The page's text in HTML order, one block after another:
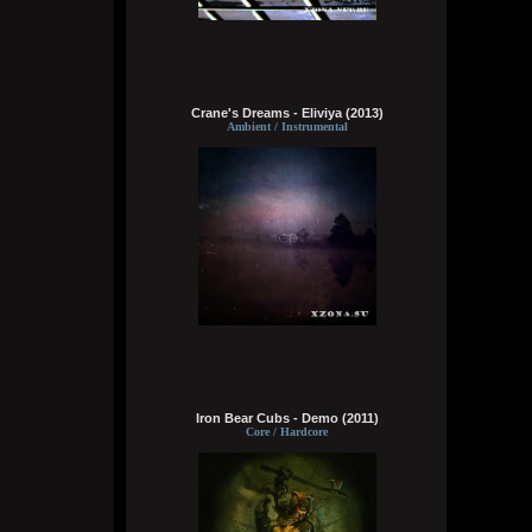
делах. панки просто бомбы
Вчера в 21:36:44
Цитата: Wirtuozik
ещё и вместо мозга вставили мощный
Вчера в 20:40:37
А если бы мне ещё и вместо мозга
вставили мощный компьют, то ч бы еще и
Crane's Dreams - Eliviya (2013)
Ambient / Instrumental
Iron Bear Cubs - Demo (2011)
Core / Hardcore